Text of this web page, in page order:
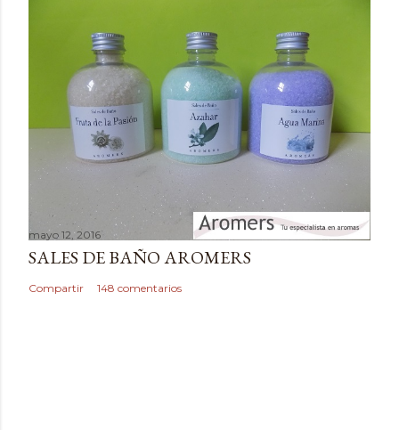
o
mayo 12, 2016
SALES DE BAÑO AROMERS
Compartir 148 comentarios